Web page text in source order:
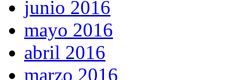
junio 2016
mayo 2016
abril 2016
marzo 2016